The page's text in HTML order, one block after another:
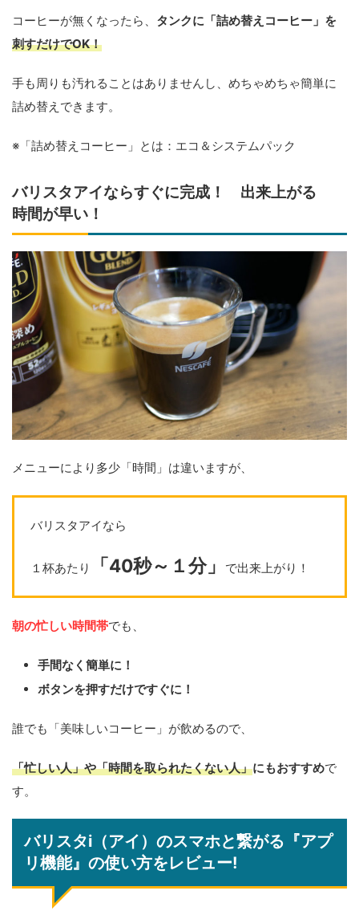
コーヒーが無くなったら、 タンクに「詰め替えコーヒー」を
刺すだけでOK！
手も周りも汚れることはありませんし、めちゃめちゃ簡単に
詰め替えできます。
※「詰め替えコーヒー」とは：エコ＆システムパック
バリスタアイならすぐに完成！ 出来上がる
時間が早い！
メニューにより多少「時間」は違いますが、
バリスタアイなら
１杯あたり 「40秒～１分」 で出来上がり！
朝の忙しい時間帯でも、
手間なく簡単に！
ボタンを押すだけですぐに！
誰でも「美味しいコーヒー」が飲めるので、
「忙しい人」や「時間を取られたくない人」にもおすすめで
す。
バリスタi（アイ）のスマホと繋がる『アプ
リ機能』の使い方をレビュー!